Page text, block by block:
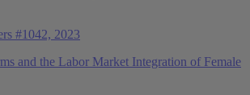
#1042, 2023
and the Labor Market Integration of Female